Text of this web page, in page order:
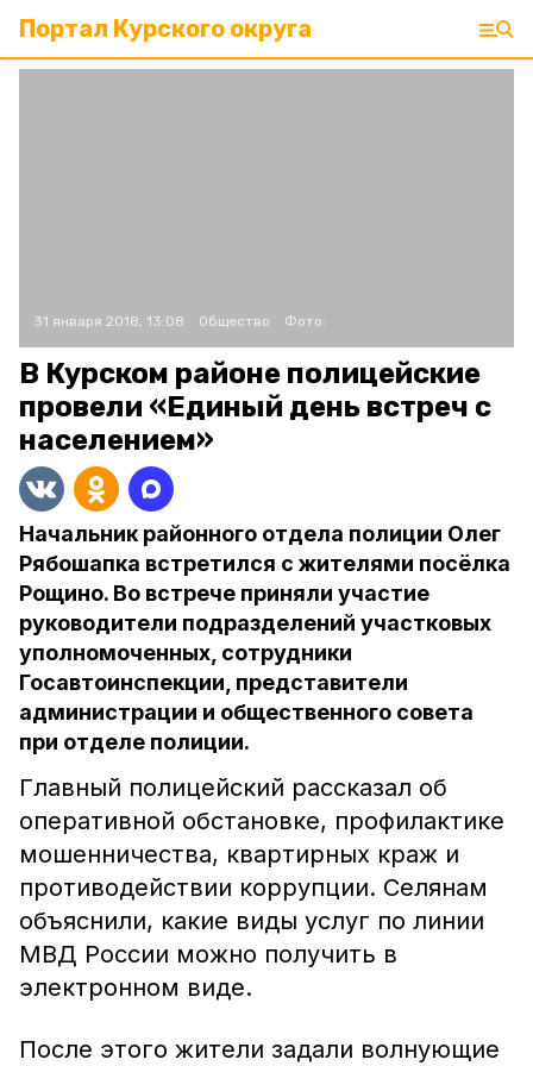
Портал Курского округа
31 января 2018, 13:08 Общество Фото:
В Курском районе полицейские
провели «Единый день встреч с
населением»
Начальник районного отдела полиции Олег
Рябошапка встретился с жителями посёлка
Рощино. Во встрече приняли участие
руководители подразделений участковых
уполномоченных, сотрудники
Госавтоинспекции, представители
администрации и общественного совета
при отделе полиции.
Главный полицейский рассказал об
оперативной обстановке, профилактике
мошенничества, квартирных краж и
противодействии коррупции. Селянам
объяснили, какие виды услуг по линии
МВД России можно получить в
электронном виде.
После этого жители задали волнующие